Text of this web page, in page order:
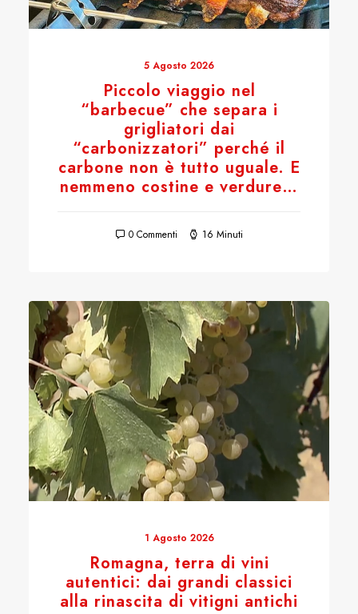
5 Agosto 2026
Piccolo viaggio nel
“barbecue” che separa i
grigliatori dai
“carbonizzatori” perché il
carbone non è tutto uguale. E
nemmeno costine e verdure…
0 Commenti 16 Minuti
1 Agosto 2026
Romagna, terra di vini
autentici: dai grandi classici
alla rinascita di vitigni antichi